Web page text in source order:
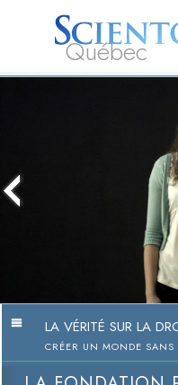
Québec
LA VÉRITÉ SUR LA
CRÉER UN MONDE SANS